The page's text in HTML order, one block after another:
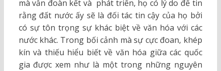
mà vẫn đoàn kết và phát triển, họ có lý do để tin
rằng đất nước ấy sẽ là đối tác tin cậy của họ bởi
có sự tôn trọng sự khác biệt về văn hóa với các
nước khác. Trong bối cảnh mà sự cực đoan, khép
kín và thiếu hiểu biết về văn hóa giữa các quốc
gia được xem như là một trong những nguyên